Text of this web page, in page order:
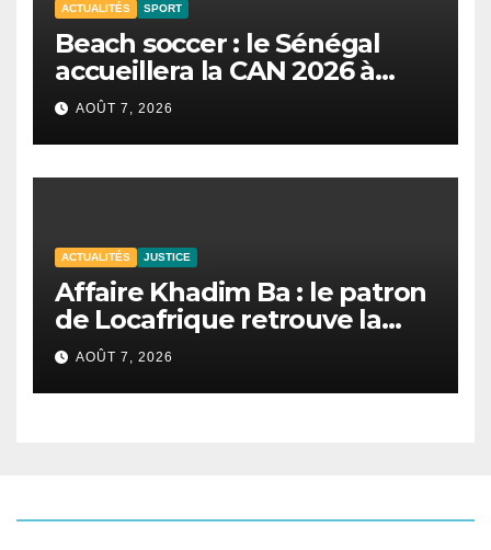
ACTUALITÉS SPORT
Beach soccer : le Sénégal
accueillera la CAN 2026 à
Dakar.
AOÛT 7, 2026
ACTUALITÉS JUSTICE
Affaire Khadim Ba : le patron
de Locafrique retrouve la
liberté.
AOÛT 7, 2026